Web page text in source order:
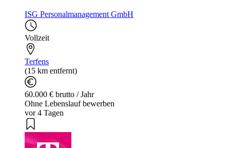
ISG Personalmanagement GmbH
Vollzeit
Terfens
(15 km entfernt)
60.000 € brutto / Jahr
Ohne Lebenslauf bewerben
vor 4 Tagen